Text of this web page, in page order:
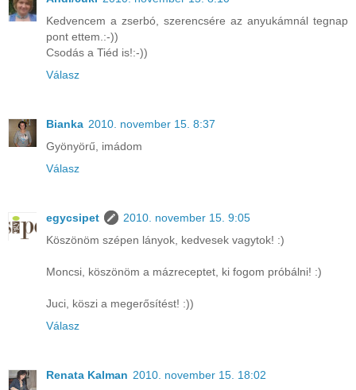
Kedvencem a zserbó, szerencsére az anyukámnál tegnap
pont ettem.:-))
Csodás a Tiéd is!:-))
Válasz
Bianka 2010. november 15. 8:37
Gyönyörű, imádom
Válasz
egycsipet
2010. november 15. 9:05
Köszönöm szépen lányok, kedvesek vagytok! :)
Moncsi, köszönöm a mázreceptet, ki fogom próbálni! :)
Juci, köszi a megerősítést! :))
Válasz
Renata Kalman 2010. november 15. 18:02